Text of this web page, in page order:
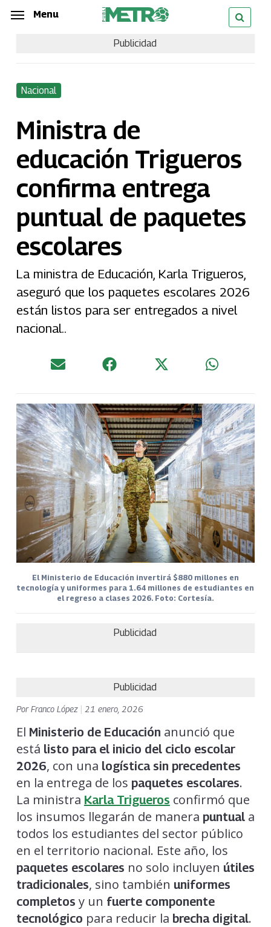
Skip
content
Menu
Publicidad
Nacional
Ministra de
educación Trigueros
confirma entrega
puntual de paquetes
escolares
La ministra de Educación, Karla Trigueros,
aseguró que los paquetes escolares 2026
están listos para ser entregados a nivel
nacional..
El Ministerio de Educación invertirá $880 millones en
tecnología y uniformes para 1.64 millones de estudiantes en
el regreso a clases 2026. Foto: Cortesía.
Publicidad
Publicidad
PorFranco López 21 enero, 2026
El Ministerio de Educación anunció que
está listo para el inicio del ciclo escolar
2026, con una logística sin precedentes
en la entrega de los paquetes escolares.
La ministra Karla Trigueros confirmó que
los insumos llegarán de manera puntuala
todos los estudiantes del sector público
en el territorio nacional. Este año, los
paquetes escolares no solo incluyen útiles
tradicionales, sino también uniformes
completos y un fuerte componente
tecnológico para reducir la brecha digital.
Menu